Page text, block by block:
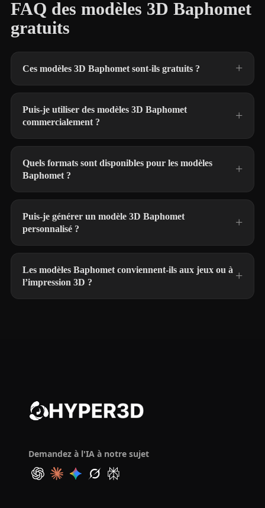
FAQ des modèles 3D Baphomet
gratuits
Ces modèles 3D Baphomet sont-ils gratuits ?
Puis-je utiliser des modèles 3D Baphomet
commercialement ?
Quels formats sont disponibles pour les modèles
Baphomet ?
Puis-je générer un modèle 3D Baphomet
personnalisé ?
Les modèles Baphomet conviennent-ils aux jeux ou à
l’impression 3D ?
Demandez à l'IA à notre sujet